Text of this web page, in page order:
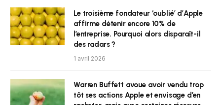
Le troisième fondateur ‘oublié’ d’Apple
affirme détenir encore 10% de
l’entreprise. Pourquoi alors disparaît-il
des radars ?
1 avril 2026
Warren Buffett avoue avoir vendu trop
tôt ses actions Apple et envisage d’en